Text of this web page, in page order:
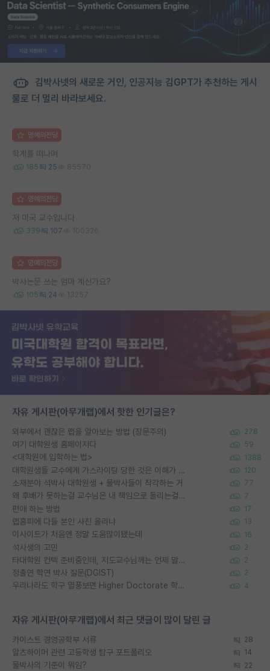
김박사넷의 새로운 거인, 인공지능 김GPT가 추천하는 게시
물로 더 멀리 바라보세요.
명예의전당
학계를 떠나며
185 25 85570
명예의전당
저 미국 교수입니다
339 107 100326
명예의전당
박사논문 쓰는 엄마 계신가요?
105 24 13257
자유 게시판(아무개랩)에서 핫한 인기글은?
외부에서 괜찮은 랩을 알아보는 방법 (장문주의) 278
여기 대학원생 홈페이지다 59
<대학원에 입학하는 법> 1388
대학원생들 교수에게 가스라이팅 당한 것은 이해가 갑니다. 안타깝네요. 120
소재분야 석박사 대학원생 + 물박사들이 착각하는 거 77
왜 후배가 못하는걸 교수님은 내 책임으로 돌리는걸까요? 7
편애 하는 방법 17
랩홈피에 다들 본인 사진 올리냐 13
이사이트가 처음엔 정말 도움많이됐는데 16
석사생의 고민 2
타대학원 컨텍 준비중인데, 지도교수님께는 언제 말씀드려야 할까요? 2
정출연 학연 박사 질문(DGIST) 2
우리나라도 학구 열풍보면 Higher Doctorate 학위가 필요하다고 봅니다. 4
자유 게시판(아무개랩)에서 최근 댓글이 많이 달린 글
카이스트 경영공학부 서류 28
알츠하이머 관련 고등학생 탐구 포트폴리오 14
물박사의 기준이 뭐임? 22